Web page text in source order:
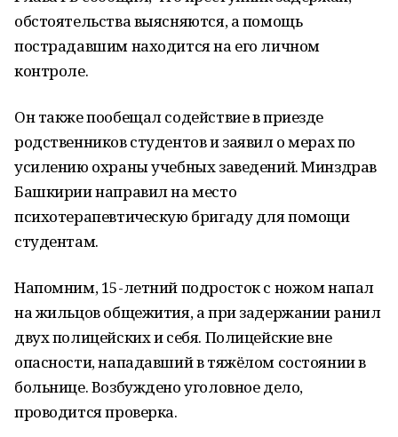
обстоятельства выясняются, а помощь
пострадавшим находится на его личном
контроле.
Он также пообещал содействие в приезде
родственников студентов и заявил о мерах по
усилению охраны учебных заведений. Минздрав
Башкирии направил на место
психотерапевтическую бригаду для помощи
студентам.
Напомним, 15-летний подросток с ножом напал
на жильцов общежития, а при задержании ранил
двух полицейских и себя. Полицейские вне
опасности, нападавший в тяжёлом состоянии в
больнице. Возбуждено уголовное дело,
проводится проверка.